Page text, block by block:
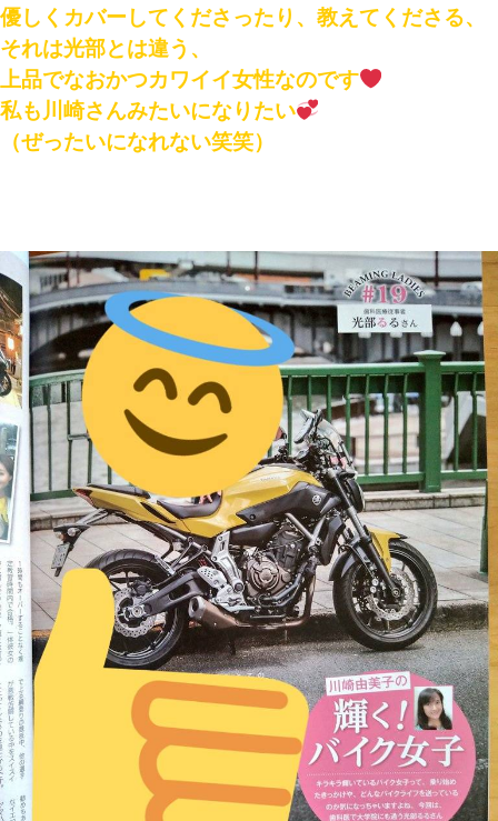
優しくカバーしてくださったり、教えてくださる、
それは光部とは違う、
上品でなおかつカワイイ女性なのです
私も川崎さんみたいになりたい
（ぜったいになれない笑笑）